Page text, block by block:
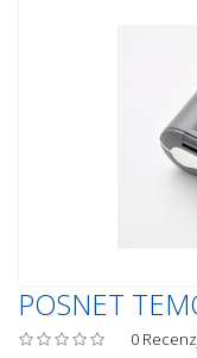
POSNET
0